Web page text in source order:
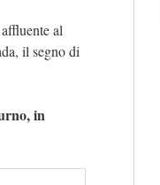
al
il segno di
in